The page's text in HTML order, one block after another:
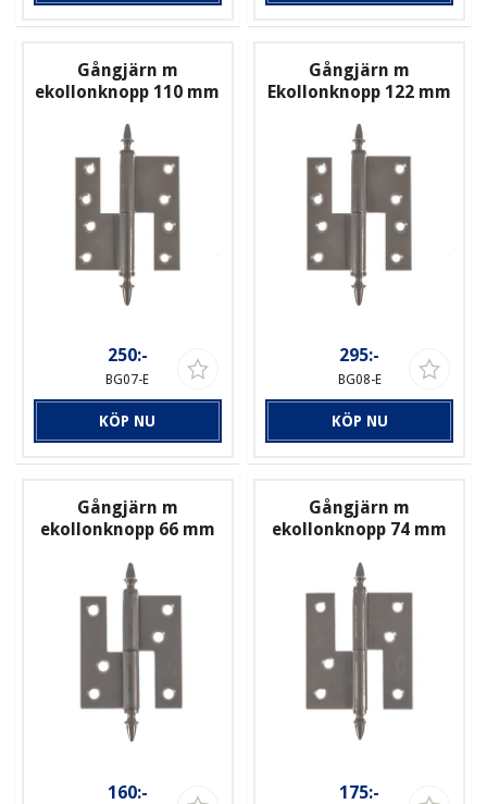
Gångjärn m
ekollonknopp 110 mm
250:-
BG07-E
KÖP NU
Gångjärn m
Ekollonknopp 122 mm
295:-
BG08-E
KÖP NU
Gångjärn m
ekollonknopp 66 mm
160:-
Gångjärn m
ekollonknopp 74 mm
175:-